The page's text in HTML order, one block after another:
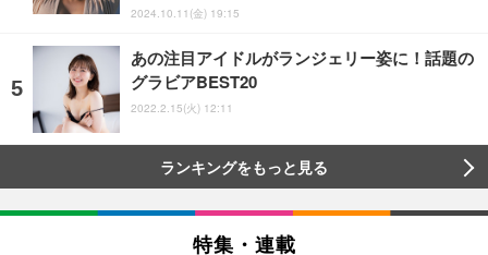
2024.10.11(金) 19:15
あの注目アイドルがランジェリー姿に！話題の
グラビアBEST20
2022.2.15(火) 12:11
ランキングをもっと見る
特集・連載